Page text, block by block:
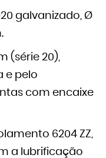
galvanizado, Ø
(série 20),
e pelo
com encaixe
6204 ZZ,
a lubrificação